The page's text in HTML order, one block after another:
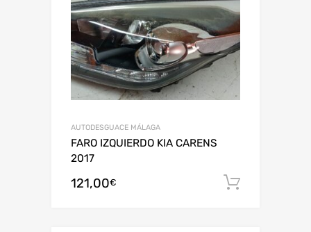
AUTODESGUACE MÁLAGA
FARO IZQUIERDO KIA CARENS
2017
121,00€